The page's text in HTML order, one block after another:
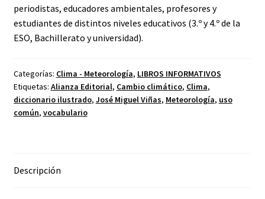
periodistas, educadores ambientales, profesores y
estudiantes de distintos niveles educativos (3.º y 4.º de la
ESO, Bachillerato y universidad).
Categorías: Clima - Meteorología, LIBROS INFORMATIVOS
Etiquetas: Alianza Editorial, Cambio climático, Clima,
diccionario ilustrado, José Miguel Viñas, Meteorología, uso
común, vocabulario
Descripción